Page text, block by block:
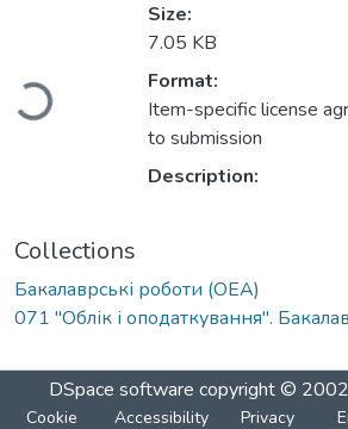
Loading...
Size:
7.05 KB
Format:
Item-specific license
to submission
Description:
Collections
Бакалаврські роботи (ОЕА)
071 "Облік і оподаткування".
DSpace software copyright ©
Cookie Accessibility Privacy